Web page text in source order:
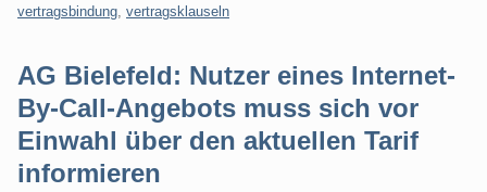
vertragsbindung vertragsklauseln
AG Bielefeld: Nutzer eines Internet-
By-Call-Angebots muss sich vor
Einwahl über den aktuellen Tarif
informieren